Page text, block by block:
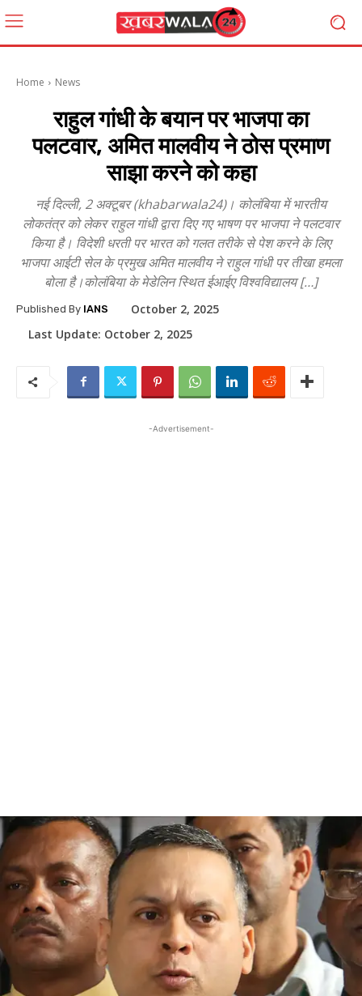
Home News
राहुल गांधी के बयान पर भाजपा का
पलटवार, अमित मालवीय ने ठोस प्रमाण
साझा करने को कहा
नई दिल्ली, 2 अक्टूबर (khabarwala24)। कोलंबिया में भारतीय
लोकतंत्र को लेकर राहुल गांधी द्वारा दिए गए भाषण पर भाजपा ने पलटवार
किया है। विदेशी धरती पर भारत को गलत तरीके से पेश करने के लिए
भाजपा आईटी सेल के प्रमुख अमित मालवीय ने राहुल गांधी पर तीखा हमला
बोला है।कोलंबिया के मेडेलिन स्थित ईआईए विश्वविद्यालय […]
Published By IANS
October 2, 2025
Last Update: October 2, 2025
-Advertisement-